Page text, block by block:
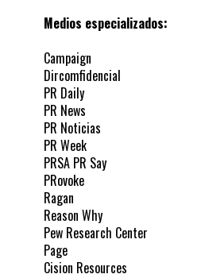
Medios especializados:
Campaign
Dircomfidencial
PR Daily
PR News
PR Noticias
PR Week
PRSA PR Say
PRovoke
Ragan
Reason Why
Pew Research Center
Page
Cision Resources